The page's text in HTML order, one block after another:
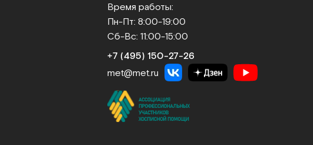
Время работы:
Пн-Пт: 8:00-19:00
Сб-Вс: 11:00-15:00
+7 (495) 150‑27‑26
met@met.ru